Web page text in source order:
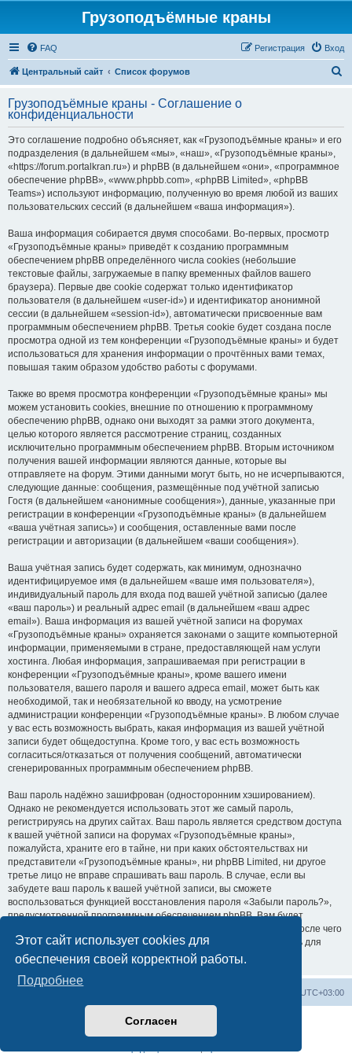
Этот сайт использует cookies для
обеспечения своей корректной работы.
Подробнее
Согласен
Грузоподъёмные краны
FAQ Вход
Регистрация
Центральный сайт Список форумов
с
Грузоподъёмные краны - Соглашение о
конфиденциальности
Это соглашение подробно объясняет, как «Грузоподъёмные краны» и его
подразделения (в дальнейшем «мы», «наш», «Грузоподъёмные краны»,
«https://forum.portalkran.ru») и phpBB (в дальнейшем «они», «программное
обеспечение phpBB», «www.phpbb.com», «phpBB Limited», «phpBB
Teams») используют информацию, полученную во время любой из ваших
пользовательских сессий (в дальнейшем «ваша информация»).
Ваша информация собирается двумя способами. Во-первых, просмотр
«Грузоподъёмные краны» приведёт к созданию программным
обеспечением phpBB определённого числа cookies (небольшие
текстовые файлы, загружаемые в папку временных файлов вашего
браузера). Первые две cookie содержат только идентификатор
пользователя (в дальнейшем «user-id») и идентификатор анонимной
сессии (в дальнейшем «session-id»), автоматически присвоенные вам
программным обеспечением phpBB. Третья cookie будет создана после
просмотра одной из тем конференции «Грузоподъёмные краны» и будет
использоваться для хранения информации о прочтённых вами темах,
повышая таким образом удобство работы с форумами.
Также во время просмотра конференции «Грузоподъёмные краны» мы
можем установить cookies, внешние по отношению к программному
обеспечению phpBB, однако они выходят за рамки этого документа,
целью которого является рассмотрение страниц, созданных
исключительно программным обеспечением phpBB. Вторым источником
получения вашей информации являются данные, которые вы
отправляете на форум. Этими данными могут быть, но не исчерпываются,
следующие данные: сообщения, размещённые под учётной записью
Гостя (в дальнейшем «анонимные сообщения»), данные, указанные при
регистрации в конференции «Грузоподъёмные краны» (в дальнейшем
«ваша учётная запись») и сообщения, оставленные вами после
регистрации и авторизации (в дальнейшем «ваши сообщения»).
Ваша учётная запись будет содержать, как минимум, однозначно
идентифицируемое имя (в дальнейшем «ваше имя пользователя»),
индивидуальный пароль для входа под вашей учётной записью (далее
«ваш пароль») и реальный адрес email (в дальнейшем «ваш адрес
email»). Ваша информация из вашей учётной записи на форумах
«Грузоподъёмные краны» охраняется законами о защите компьютерной
информации, применяемыми в стране, предоставляющей нам услуги
хостинга. Любая информация, запрашиваемая при регистрации в
конференции «Грузоподъёмные краны», кроме вашего имени
пользователя, вашего пароля и вашего адреса email, может быть как
необходимой, так и необязательной ко вводу, на усмотрение
администрации конференции «Грузоподъёмные краны». В любом случае
у вас есть возможность выбрать, какая информация из вашей учётной
записи будет общедоступна. Кроме того, у вас есть возможность
согласиться/отказаться от получения сообщений, автоматически
сгенерированных программным обеспечением phpBB.
Ваш пароль надёжно зашифрован (односторонним хэшированием).
Однако не рекомендуется использовать этот же самый пароль,
регистрируясь на других сайтах. Ваш пароль является средством доступа
к вашей учётной записи на форумах «Грузоподъёмные краны»,
пожалуйста, храните его в тайне, ни при каких обстоятельствах ни
представители «Грузоподъёмные краны», ни phpBB Limited, ни другое
третье лицо не вправе спрашивать ваш пароль. В случае, если вы
забудете ваш пароль к вашей учётной записи, вы сможете
воспользоваться функцией восстановления пароля «Забыли пароль?»,
предусмотренной программным обеспечением phpBB. Вам будет
необходимо ввести ваше имя пользователя и ваш адрес email, после чего
программное обеспечение phpBB сгенерирует вам новый пароль для
вашей учётной записи.
UTC+03:00
Создано на основеphpBB® Forum Software © phpBB Limited
Русская поддержка phpBB